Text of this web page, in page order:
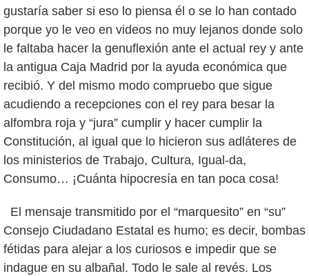
gustaría saber si eso lo piensa él o se lo han contado
porque yo le veo en videos no muy lejanos donde solo
le faltaba hacer la genuflexión ante el actual rey y ante
la antigua Caja Madrid por la ayuda económica que
recibió. Y del mismo modo compruebo que sigue
acudiendo a recepciones con el rey para besar la
alfombra roja y “jura” cumplir y hacer cumplir la
Constitución, al igual que lo hicieron sus adláteres de
los ministerios de Trabajo, Cultura, Igual-da,
Consumo… ¡Cuánta hipocresía en tan poca cosa!
El mensaje transmitido por el “marquesito” en “su”
Consejo Ciudadano Estatal es humo; es decir, bombas
fétidas para alejar a los curiosos e impedir que se
indague en su albañal. Todo le sale al revés. Los